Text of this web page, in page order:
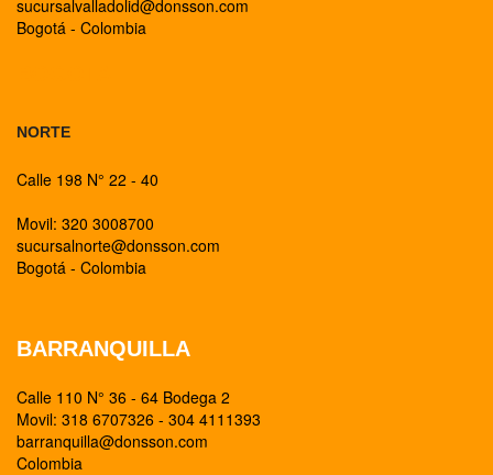
sucursalvalladolid@donsson.com
Bogotá - Colombia
NORTE
Calle 198 N° 22 - 40
Movil: 320 3008700
sucursalnorte@donsson.com
Bogotá - Colombia
BARRANQUILLA
Calle 110 N° 36 - 64 Bodega 2
Movil: 318 6707326 - 304 4111393
barranquilla@donsson.com
Colombia